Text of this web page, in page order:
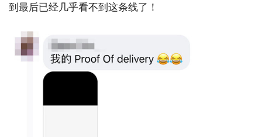
到最后已经几乎看不到这条线了！